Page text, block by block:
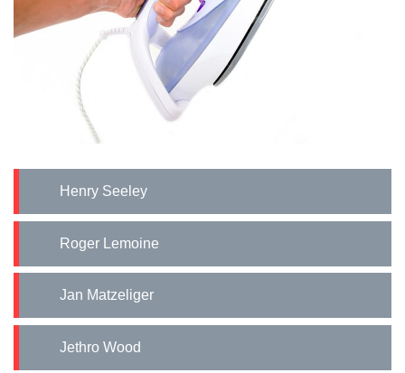
Henry Seeley
Roger Lemoine
Jan Matzeliger
Jethro Wood